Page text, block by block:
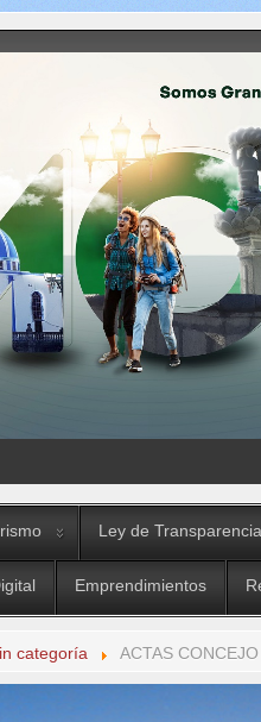
Ley de Transparencia
Emprendimientos
categoría ACTAS